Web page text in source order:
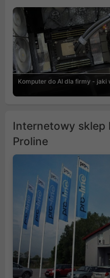
Komputer do AI dla firmy - jaki
Internetowy sklep
Proline